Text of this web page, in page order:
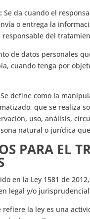
Se da cuando el
o entrega la
responsable del
de datos personales
cuando tenga por
Se define como la
que se realiza
uso, análisis,
natural o jurídica
PARA EL
en la Ley 1581 de
legal y/o
refiere la ley es una